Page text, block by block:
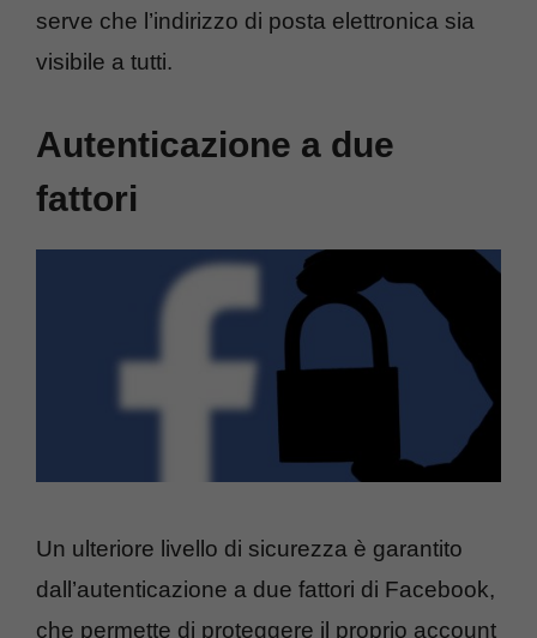
serve che l’indirizzo di posta elettronica sia
visibile a tutti.
Autenticazione a due
fattori
Un ulteriore livello di sicurezza è garantito
dall’autenticazione a due fattori di Facebook,
che permette di proteggere il proprio account